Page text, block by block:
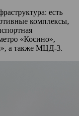
есть
комплексы,
«Косино»,
а также МЦД-3.